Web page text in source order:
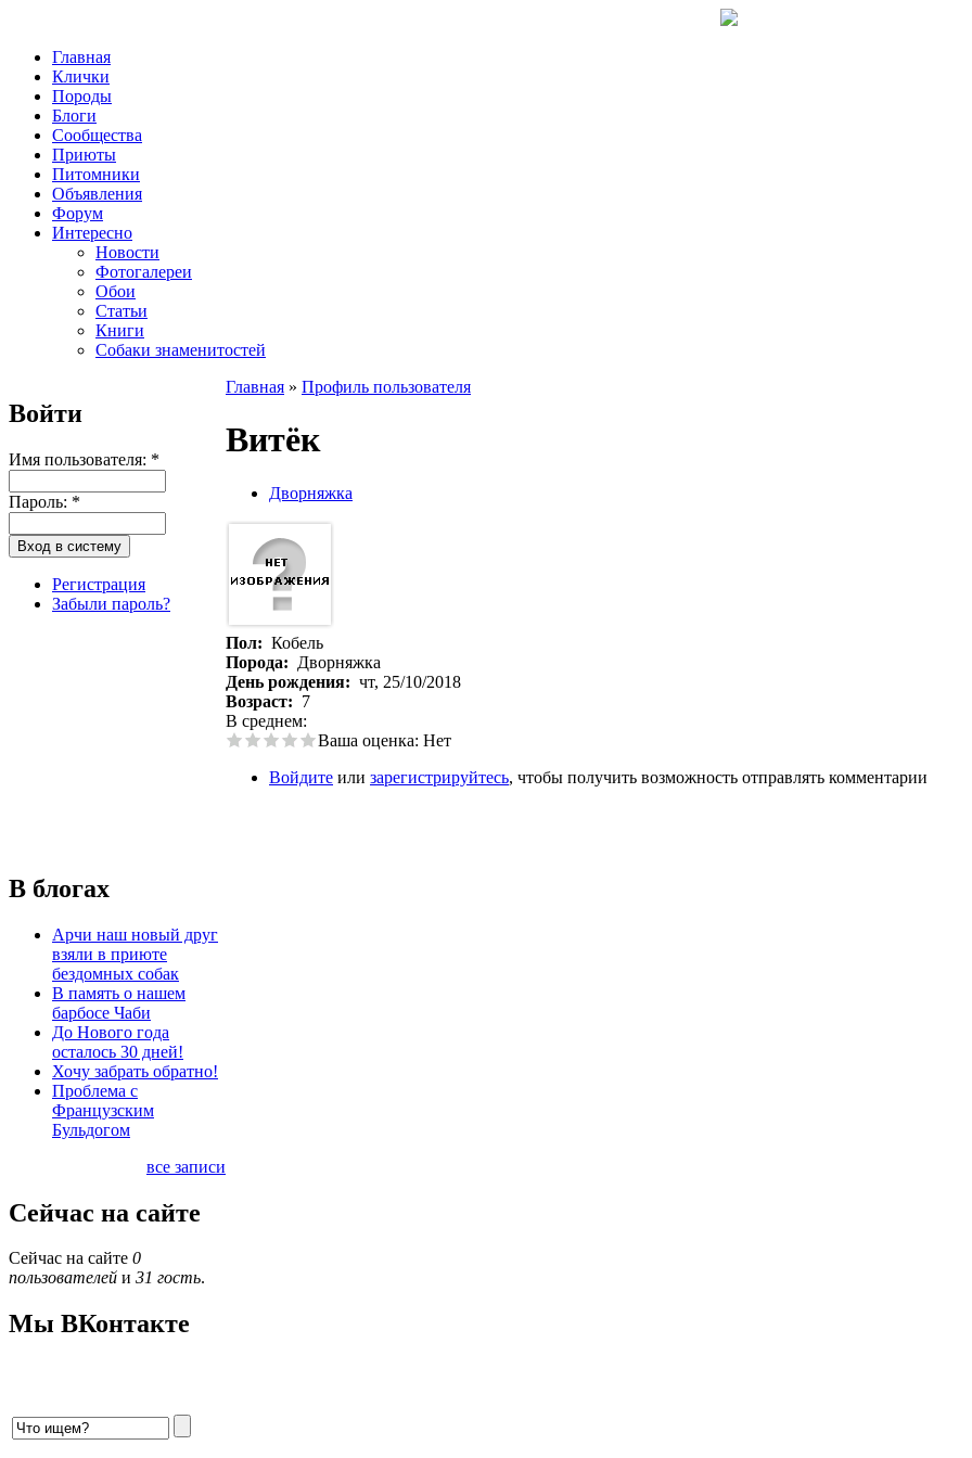
Главная
Клички
Породы
Блоги
Сообщества
Приюты
Питомники
Объявления
Форум
Интересно
Новости
Фотогалереи
Обои
Статьи
Книги
Собаки знаменитостей
Войти
Имя пользователя: *
Пароль: *
Регистрация
Забыли пароль?
В блогах
Арчи наш новый друг
взяли в приюте
бездомных собак
В память о нашем
барбосе Чаби
До Нового года
осталось 30 дней!
Хочу забрать обратно!
Проблема с
Французским
Бульдогом
все записи
Сейчас на сайте
Сейчас на сайте 0
пользователей и 31 гость.
Мы ВКонтакте
Главная » Профиль пользователя
Витёк
Дворняжка
Пол: Кобель
Порода: Дворняжка
День рождения: чт, 25/10/2018
Возраст: 7
В среднем:
Ваша оценка: Нет
Войдите или зарегистрируйтесь, чтобы получить возможность отправлять комментарии